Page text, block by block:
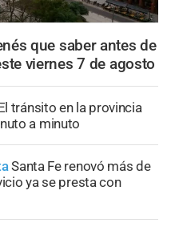
que saber antes de
viernes 7 de agosto
tránsito en la provincia
a minuto
Santa Fe renovó más de
ya se presta con